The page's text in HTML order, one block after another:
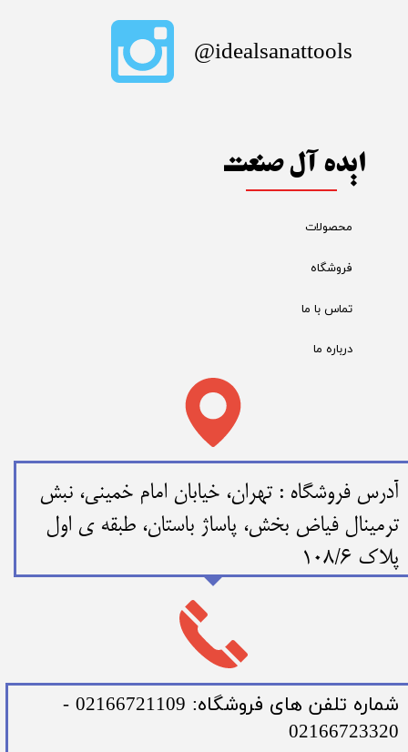
ایده آل صنعت
محصولات
فروشگاه
تماس با ما
درباره ما
​idealsanattools@
​​آدرس فروشگاه : تهران، خیابان امام خمینی، نبش
ترمینال فیاض بخش، پاساژ باستان، طبقه ی اول
پلاک 108/6
​شماره تلفن های فروشگاه: 02166721109 -
02166723320